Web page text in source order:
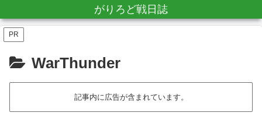
がりろど戦日誌
PR
WarThunder
記事内に広告が含まれています。